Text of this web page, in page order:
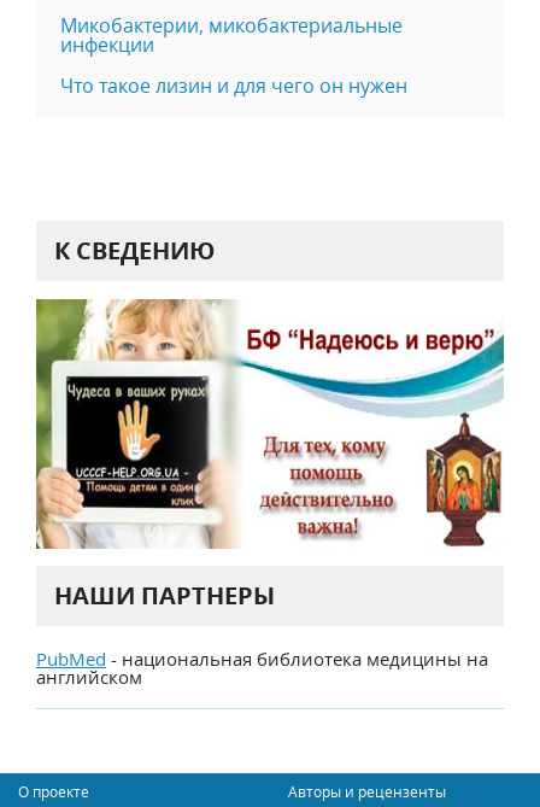
Микобактерии, микобактериальные
инфекции
Что такое лизин и для чего он нужен
К СВЕДЕНИЮ
НАШИ ПАРТНЕРЫ
PubMed - национальная библиотека медицины на
английском
О проекте Авторы и рецензенты